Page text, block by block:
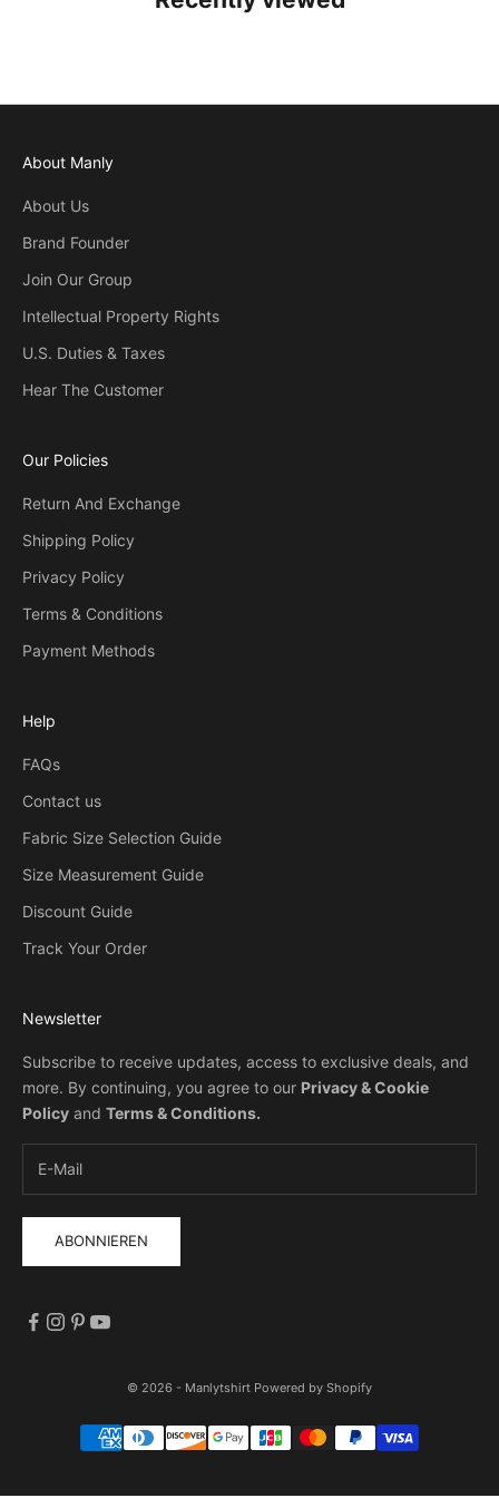
About Manly
About Us
Brand Founder
Join Our Group
Intellectual Property Rights
U.S. Duties & Taxes
Hear The Customer
Our Policies
Return And Exchange
Shipping Policy
Privacy Policy
Terms & Conditions
Payment Methods
Help
FAQs
Contact us
Fabric Size Selection Guide
Size Measurement Guide
Discount Guide
Track Your Order
Newsletter
Subscribe to receive updates, access to exclusive deals, and
more. By continuing, you agree to our Privacy & Cookie
Policy and Terms & Conditions.
ABONNIEREN
© 2026 - Manlytshirt Powered by Shopify